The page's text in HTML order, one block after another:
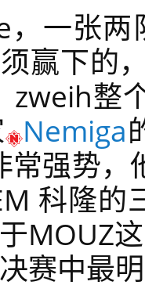
，一张
赢下的
zweih整
Nemiga
常强势，
科隆的
MOUZ
赛中最